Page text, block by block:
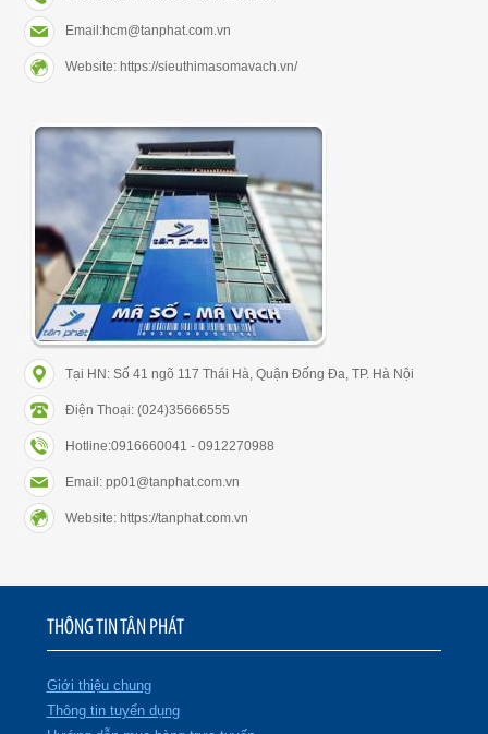
Email:hcm@tanphat.com.vn
Website: https://sieuthimasomavach.vn/
Tại HN: Số 41 ngõ 117 Thái Hà, Quận Đống Đa, TP. Hà Nội
Điện Thoại: (024)35666555
Hotline:0916660041 - 0912270988
Email: pp01@tanphat.com.vn
Website: https://tanphat.com.vn
THÔNG TIN TÂN PHÁT
Giới thiệu chung
Thông tin tuyển dụng